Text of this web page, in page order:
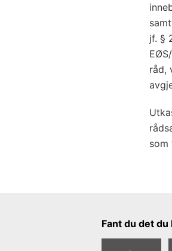
jf. §
råd,
som
Fant du det